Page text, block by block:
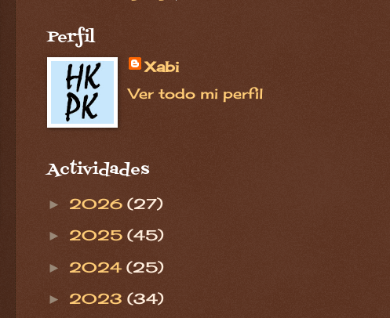
Perfil
Xabi
Ver todo mi perfil
Actividades
► 2026 (27)
► 2025 (45)
► 2024 (25)
► 2023 (34)